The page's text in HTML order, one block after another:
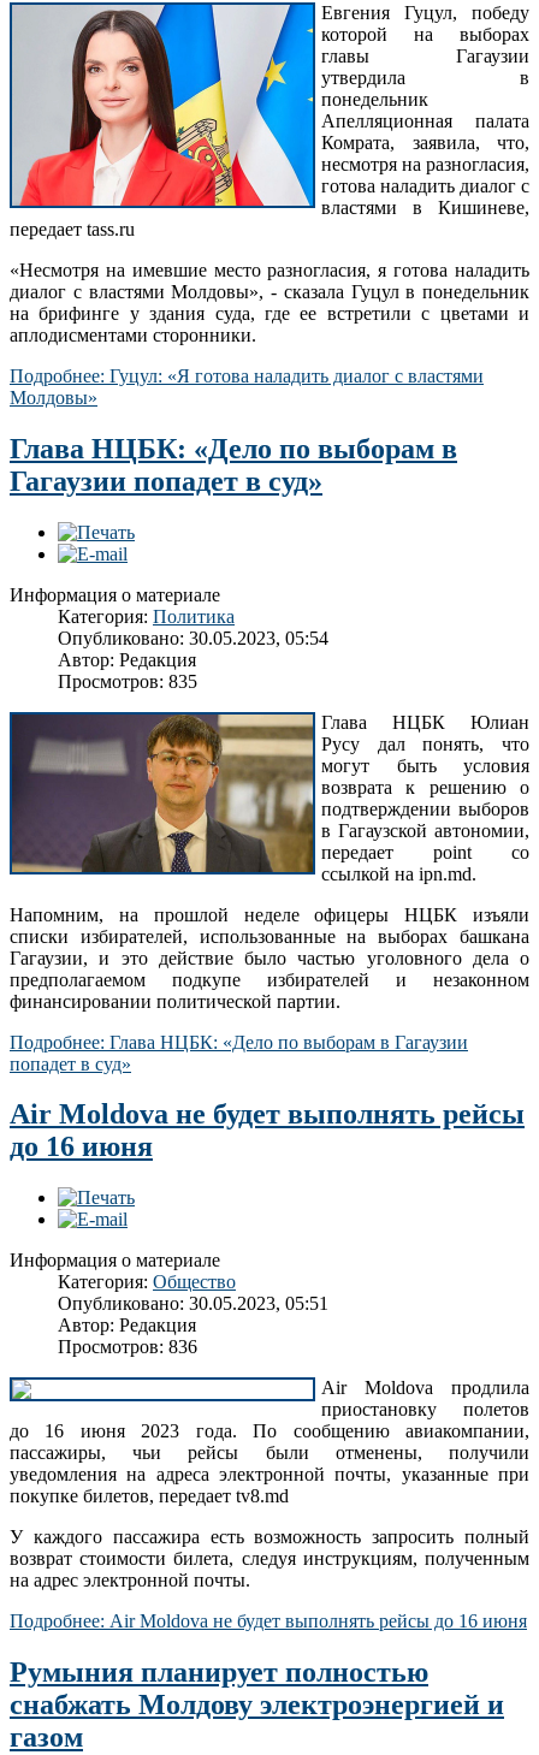
Евгения Гуцул, победу
которой на выборах
главы Гагаузии
утвердила в
понедельник
Апелляционная палата
Комрата, заявила, что,
несмотря на разногласия,
готова наладить диалог с
властями в Кишиневе,
передает tass.ru
«Несмотря на имевшие место разногласия, я готова наладить
диалог с властями Молдовы», - сказала Гуцул в понедельник
на брифинге у здания суда, где ее встретили с цветами и
аплодисментами сторонники.
Подробнее: Гуцул: «Я готова наладить диалог с властями
Молдовы»
Глава НЦБК: «Дело по выборам в
Гагаузии попадет в суд»
Информация о материале
Категория: Политика
Опубликовано: 30.05.2023, 05:54
Автор: Редакция
Просмотров: 835
Глава НЦБК Юлиан
Русу дал понять, что
могут быть условия
возврата к решению о
подтверждении выборов
в Гагаузской автономии,
передает point со
ссылкой на ipn.md.
Напомним, на прошлой неделе офицеры НЦБК изъяли
списки избирателей, использованные на выборах башкана
Гагаузии, и это действие было частью уголовного дела о
предполагаемом подкупе избирателей и незаконном
финансировании политической партии.
Подробнее: Глава НЦБК: «Дело по выборам в Гагаузии
попадет в суд»
Air Moldova не будет выполнять рейсы
до 16 июня
Информация о материале
Категория: Общество
Опубликовано: 30.05.2023, 05:51
Автор: Редакция
Просмотров: 836
Air Moldova продлила
приостановку полетов
до 16 июня 2023 года. По сообщению авиакомпании,
пассажиры, чьи рейсы были отменены, получили
уведомления на адреса электронной почты, указанные при
покупке билетов, передает tv8.md
У каждого пассажира есть возможность запросить полный
возврат стоимости билета, следуя инструкциям, полученным
на адрес электронной почты.
Подробнее: Air Moldova не будет выполнять рейсы до 16 июня
Румыния планирует полностью
снабжать Молдову электроэнергией и
газом